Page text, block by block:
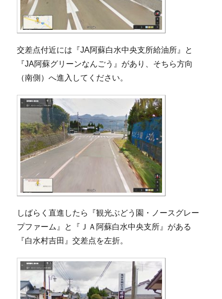
交差点付近には『JA阿蘇白水中央支所給油所』と
『JA阿蘇グリーンなんごう』があり、そちら方向
（南側）へ進入してください。
しばらく直進したら『観光ぶどう園・ノースグレー
プファーム』と『ＪＡ阿蘇白水中央支所』がある
『白水村吉田』交差点を左折。